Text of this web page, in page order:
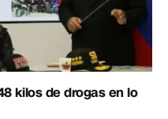
kilos de drogas en lo